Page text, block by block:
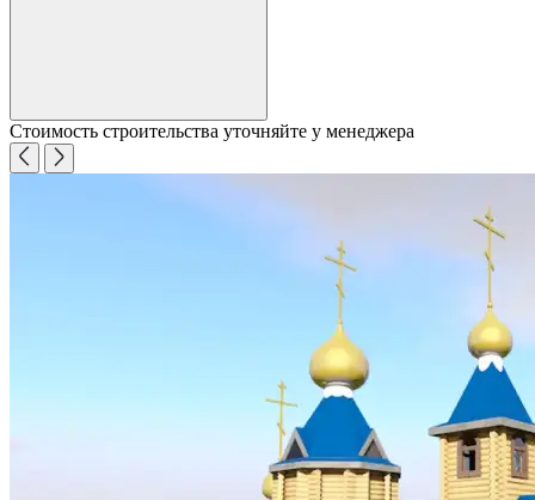
Стоимость строительства уточняйте у менеджера